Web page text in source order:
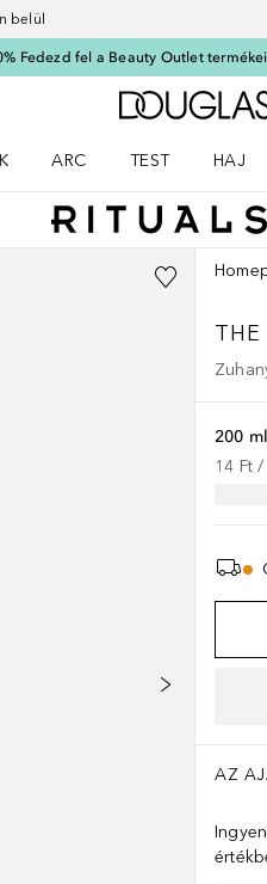
belül
Fedezd fel a Beauty Outlet
ARC
TEST
HAJ
200 ml
14 Ft /
AZ